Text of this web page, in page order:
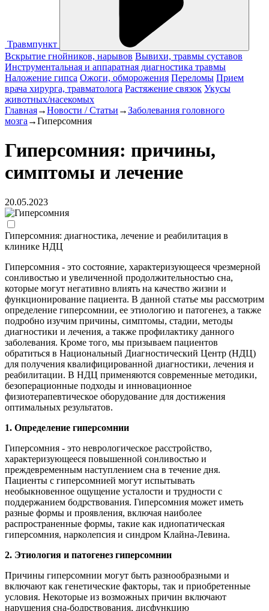
Травмпункт
Вскрытие гнойников, нарывов Вывихи, травмы суставов
Инструментальная и аппаратная диагностика травмы
Наложение гипса Ожоги, обморожения Переломы Прием
врача хирурга, травматолога Растяжение связок Укусы
животных/насекомых
Главная→Новости / Статьи →Заболевания головного
мозга →Гиперсомния
Гиперсомния: причины,
симптомы и лечение
20.05.2023
Гиперсомния: диагностика, лечение и реабилитация в
клинике НДЦ
Гиперсомния - это состояние, характеризующееся чрезмерной
сонливостью и увеличенной продолжительностью сна,
которые могут негативно влиять на качество жизни и
функционирование пациента. В данной статье мы рассмотрим
определение гиперсомнии, ее этиологию и патогенез, а также
подробно изучим причины, симптомы, стадии, методы
диагностики и лечения, а также профилактику данного
заболевания. Кроме того, мы призываем пациентов
обратиться в Национальный Диагностический Центр (НДЦ)
для получения квалифицированной диагностики, лечения и
реабилитации. В НДЦ применяются современные методики,
безоперационные подходы и инновационное
физиотерапевтическое оборудование для достижения
оптимальных результатов.
1. Определение гиперсомнии
Гиперсомния - это неврологическое расстройство,
характеризующееся повышенной сонливостью и
преждевременным наступлением сна в течение дня.
Пациенты с гиперсомнией могут испытывать
необыкновенное ощущение усталости и трудности с
поддержанием бодрствования. Гиперсомния может иметь
разные формы и проявления, включая наиболее
распространенные формы, такие как идиопатическая
гиперсомния, нарколепсия и синдром Клайна-Левина.
2. Этиология и патогенез гиперсомнии
Причины гиперсомнии могут быть разнообразными и
включают как генетические факторы, так и приобретенные
условия. Некоторые из возможных причин включают
нарушения сна-бодрствования, дисфункцию